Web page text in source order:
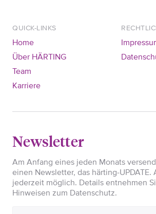
QUICK-LINKS
Home
Über HÄRTING
Team
Karriere
Newsletter
Am Anfang eines jeden Monats
einen Newsletter, das härting-UPDATE.
jederzeit möglich. Details entnehmen
Hinweisen zum Datenschutz.